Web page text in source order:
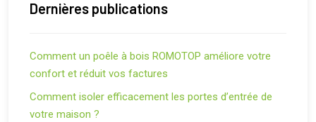
Dernières publications
Comment un poêle à bois ROMOTOP améliore votre
confort et réduit vos factures
Comment isoler efficacement les portes d’entrée de
votre maison ?